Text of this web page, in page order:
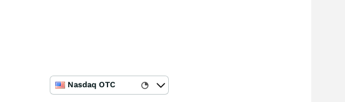
Nasdaq OTC